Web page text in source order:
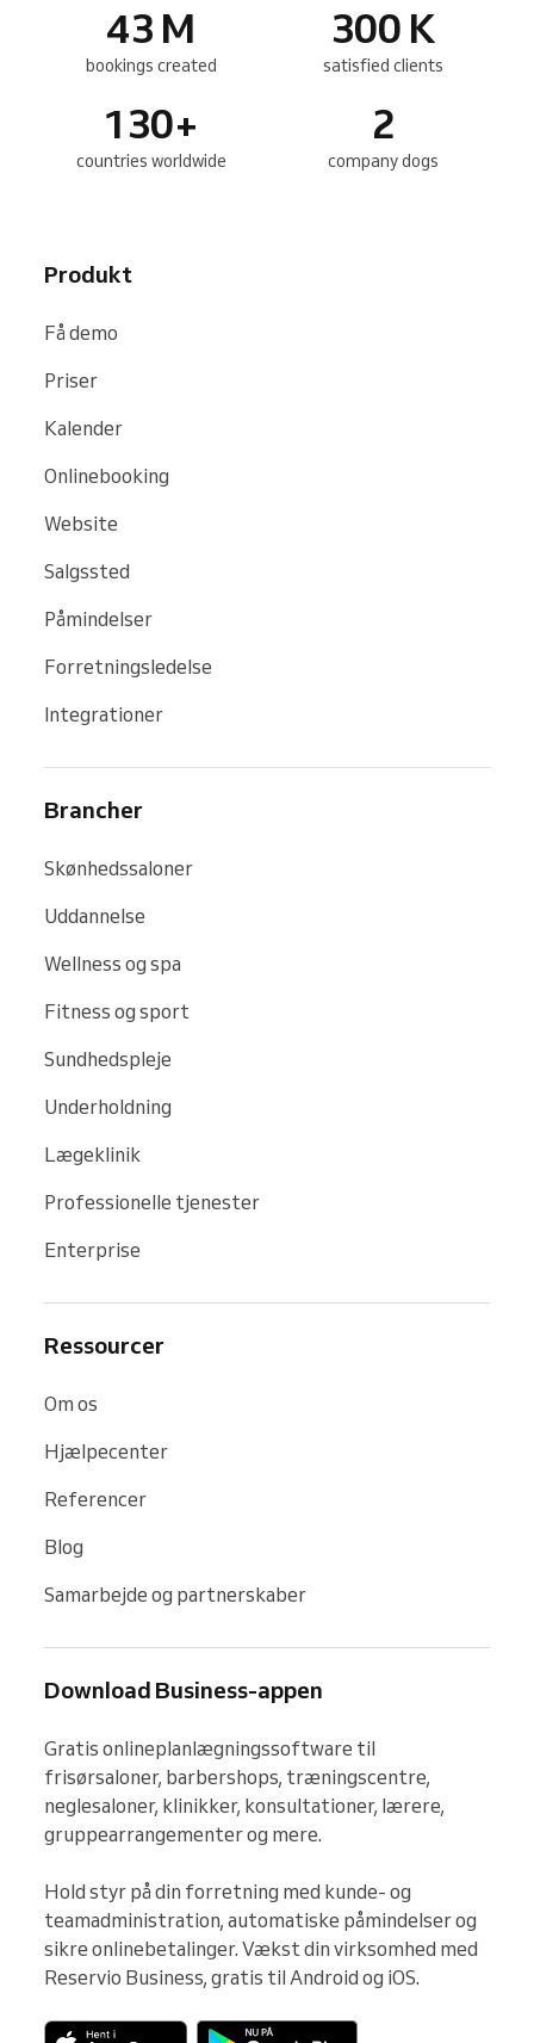
43 M
bookings created
300 K
satisfied clients
130+
countries worldwide
2
company dogs
Produkt
Få demo
Priser
Kalender
Onlinebooking
Website
Salgssted
Påmindelser
Forretningsledelse
Integrationer
Brancher
Skønhedssaloner
Uddannelse
Wellness og spa
Fitness og sport
Sundhedspleje
Underholdning
Lægeklinik
Professionelle tjenester
Enterprise
Ressourcer
Om os
Hjælpecenter
Referencer
Blog
Samarbejde og partnerskaber
Download Business-appen
Gratis onlineplanlægningssoftware til
frisørsaloner, barbershops, træningscentre,
neglesaloner, klinikker, konsultationer, lærere,
gruppearrangementer og mere.
Hold styr på din forretning med kunde- og
teamadministration, automatiske påmindelser og
sikre onlinebetalinger. Vækst din virksomhed med
Reservio Business, gratis til Android og iOS.